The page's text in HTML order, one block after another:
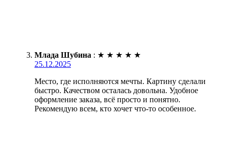
Млада Шубина : ★ ★ ★ ★ ★
25.12.2025
Место, где исполняются мечты. Картину сделали
быстро. Качеством осталась довольна. Удобное
оформление заказа, всё просто и понятно.
Рекомендую всем, кто хочет что-то особенное.